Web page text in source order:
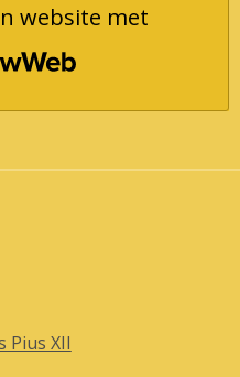
website met
Pius XII